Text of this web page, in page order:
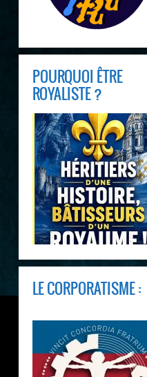
POURQUOI ÊTRE
ROYALISTE ?
LE CORPORATISME :